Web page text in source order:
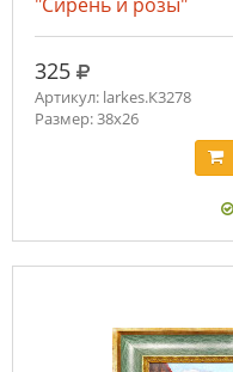
325 руб.
Артикул: larkes.К3278
Размер: 38х26